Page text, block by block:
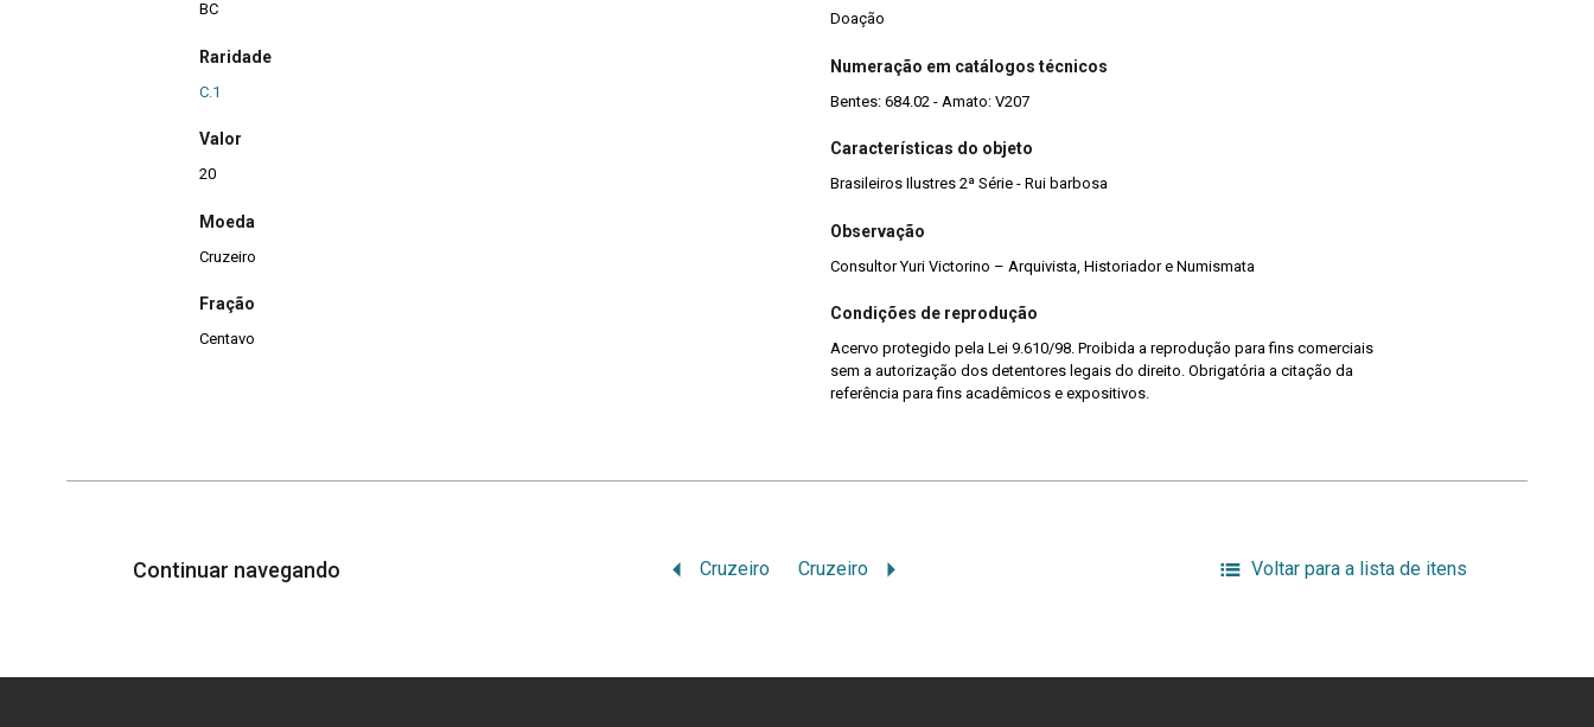
BC
Raridade
C.1
Valor
20
Moeda
Cruzeiro
Fração
Centavo
Doação
Numeração em catálogos técnicos
Bentes: 684.02 - Amato: V207
Características do objeto
Brasileiros Ilustres 2ª Série - Rui barbosa
Observação
Consultor Yuri Victorino – Arquivista, Historiador e Numismata
Condições de reprodução
Acervo protegido pela Lei 9.610/98. Proibida a reprodução para fins comerciais
sem a autorização dos detentores legais do direito. Obrigatória a citação da
referência para fins acadêmicos e expositivos.
Continuar navegando Cruzeiro Cruzeiro Voltar para a lista de itens